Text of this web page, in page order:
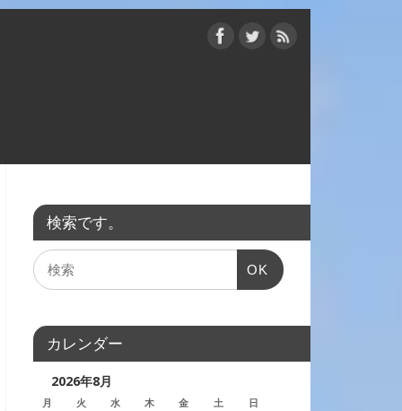
検索です。
OK
カレンダー
2026年8月
月 火 水 木 金 土 日